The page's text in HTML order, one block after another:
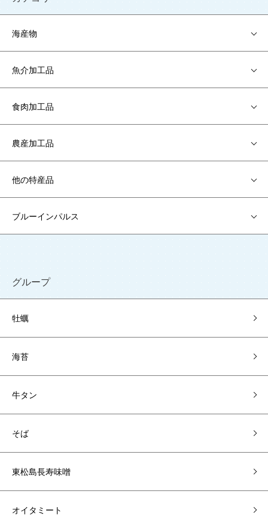
海産物
魚介加工品
食肉加工品
農産加工品
他の特産品
ブルーインパルス
グループ
牡蠣
海苔
牛タン
そば
東松島長寿味噌
オイタミート